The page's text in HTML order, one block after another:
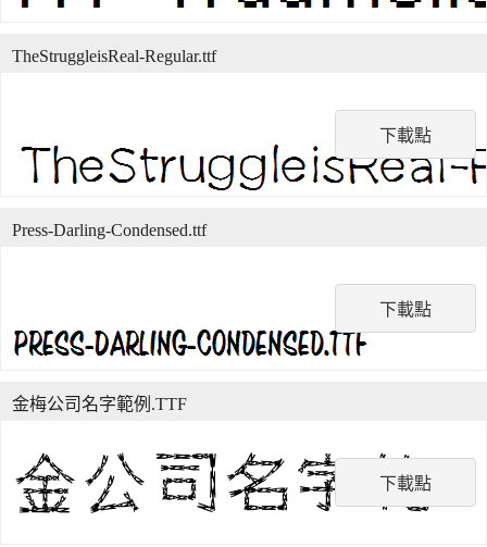
下載點
TheStruggleisReal-Regular.ttf
下載點
Press-Darling-Condensed.ttf
下載點
金梅公司名字範例.TTF